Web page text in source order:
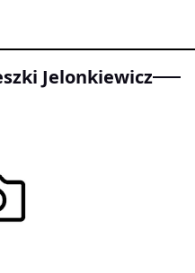
Jelonkiewicz